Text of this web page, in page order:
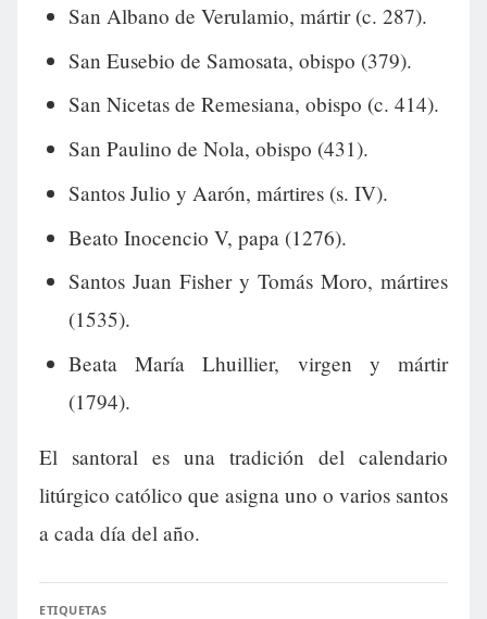
San Albano de Verulamio, mártir (c. 287).
San Eusebio de Samosata, obispo (379).
San Nicetas de Remesiana, obispo (c. 414).
San Paulino de Nola, obispo (431).
Santos Julio y Aarón, mártires (s. IV).
Beato Inocencio V, papa (1276).
Santos Juan Fisher y Tomás Moro, mártires
(1535).
Beata María Lhuillier, virgen y mártir
(1794).
El santoral es una tradición del calendario
litúrgico católico que asigna uno o varios santos
a cada día del año.
ETIQUETAS